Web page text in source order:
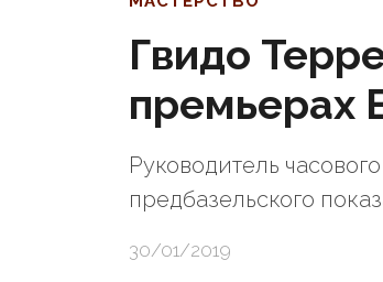
Гвидо
премьерах
Руководитель
предбазельского
30/01/2019